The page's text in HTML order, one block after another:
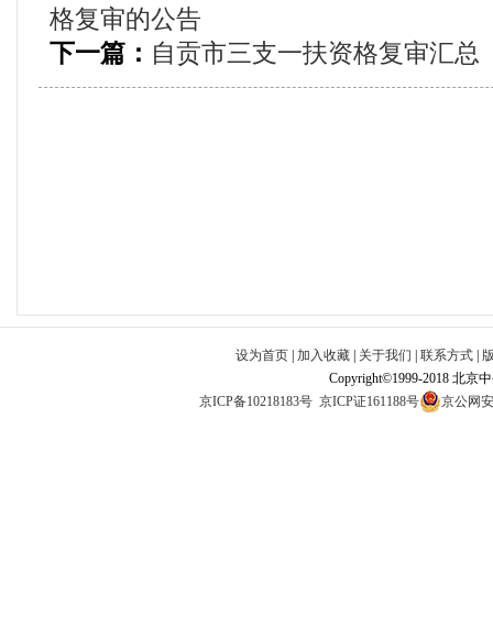
格复审的公告
下一篇： 自贡市三支一扶资格复审汇总
设为首页 加入收藏 关于我们 联系方式
Copyright©1999-2018 北京
京ICP备10218183号 京ICP证161188号 京公网